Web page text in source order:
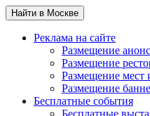
Найти в Москве
Реклама на сайте
Размещение
Размещение
Размещение мест
Размещение
Бесплатные события
Бесплатные